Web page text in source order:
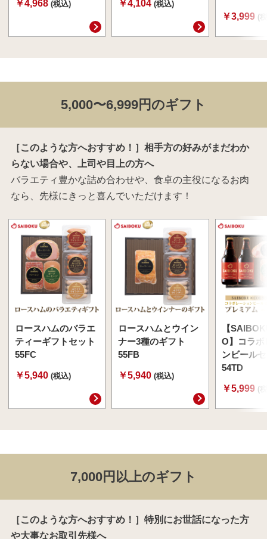
￥4,968 (税込) ￥4,104 (税込)
￥3,999 (
5,000〜6,999円のギフト
［このような方へおすすめ！］相手方の好みがまだわか
らない場合や、上司や目上の方へ
バラエティ豊かな詰め合わせや、食卓の主役になるお肉
なら、先様にきっと喜んでいただけます！
ロースハムのバラエ
ティーギフトセット
55FC
￥5,940 (税込)
ロースハムとウイン
ナー3種のギフト
55FB
￥5,940 (税込)
【
O】コラボ
ンビール
54TD
￥5,999 (
7,000円以上のギフト
［このような方へおすすめ！］特別にお世話になった方
や大事なお取引先様へ